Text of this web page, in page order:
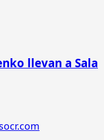
llevan a Sala